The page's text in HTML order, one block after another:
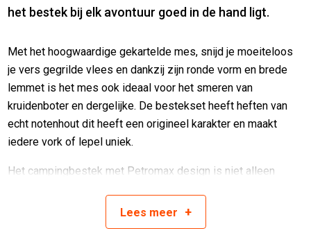
het bestek bij elk avontuur goed in de hand ligt.
Met het hoogwaardige gekartelde mes, snijd je moeiteloos
je vers gegrilde vlees en dankzij zijn ronde vorm en brede
lemmet is het mes ook ideaal voor het smeren van
kruidenboter en dergelijke. De bestekset heeft heften van
echt notenhout dit heeft een origineel karakter en maakt
iedere vork of lepel uniek.
Het campingbestek met Petromax design is niet alleen
perfect in uw buitenkeuken. Het bestek beschikt over een
koordoog, hang hier het bestek aan op of personaliseer het
Lees meer +